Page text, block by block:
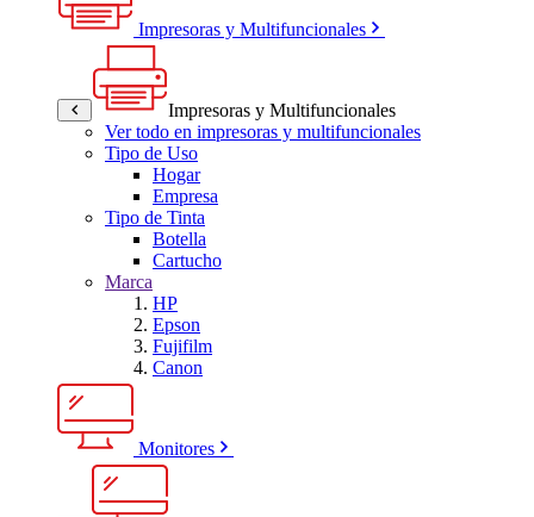
Impresoras y Multifuncionales
Impresoras y Multifuncionales
Ver todo en impresoras y multifuncionales
Tipo de Uso
Hogar
Empresa
Tipo de Tinta
Botella
Cartucho
Marca
HP
Epson
Fujifilm
Canon
Monitores